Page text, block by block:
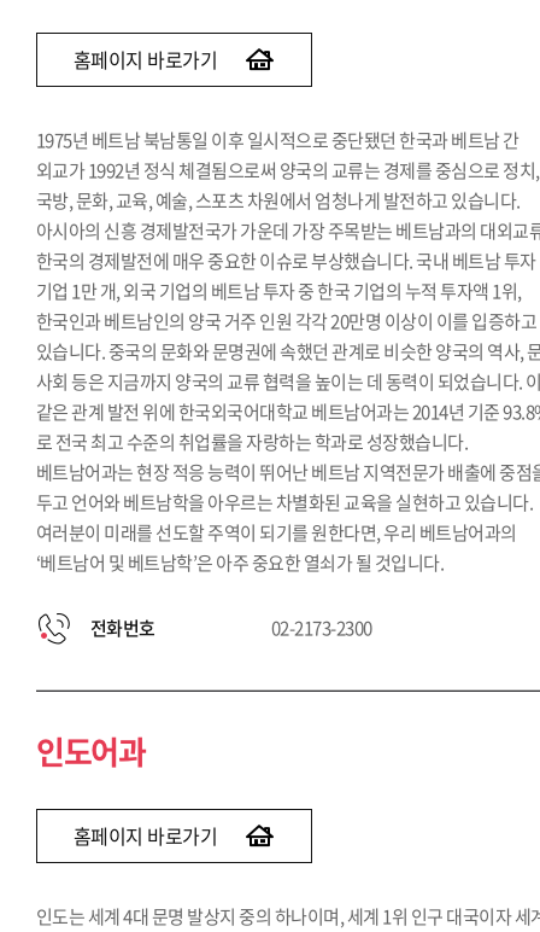
홈페이지 바로가기
1975년 베트남 북남통일 이후 일시적으로 중단됐던 한국과 베트남 간
외교가 1992년 정식 체결됨으로써 양국의 교류는 경제를 중심으로 정치,
국방, 문화, 교육, 예술, 스포츠 차원에서 엄청나게 발전하고 있습니다.
아시아의 신흥 경제발전국가 가운데 가장 주목받는 베트남과의 대외교
한국의 경제발전에 매우 중요한 이슈로 부상했습니다. 국내 베트남 투자
기업 1만 개, 외국 기업의 베트남 투자 중 한국 기업의 누적 투자액 1위,
한국인과 베트남인의 양국 거주 인원 각각 20만명 이상이 이를 입증하고
있습니다. 중국의 문화와 문명권에 속했던 관계로 비슷한 양국의 역사,
사회 등은 지금까지 양국의 교류 협력을 높이는 데 동력이 되었습니다.
같은 관계 발전 위에 한국외국어대학교 베트남어과는 2014년 기준
로 전국 최고 수준의 취업률을 자랑하는 학과로 성장했습니다.
베트남어과는 현장 적응 능력이 뛰어난 베트남 지역전문가 배출에 중점
두고 언어와 베트남학을 아우르는 차별화된 교육을 실현하고 있습니다.
여러분이 미래를 선도할 주역이 되기를 원한다면, 우리 베트남어과의
‘베트남어 및 베트남학’은 아주 중요한 열쇠가 될 것입니다.
전화번호 02-2173-2300
인도어과
홈페이지 바로가기
인도는 세계 4대 문명 발상지 중의 하나이며, 세계 1위 인구 대국이자 세